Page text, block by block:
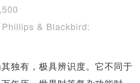
& Blackbird:
独有，极具辨识度。它不同于